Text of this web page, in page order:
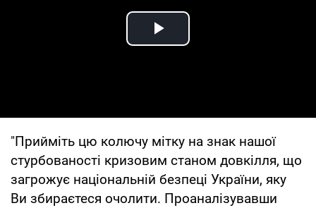
Play Video
"Прийміть цю колючу мітку на знак нашої
стурбованості кризовим станом довкілля, що
загрожує національній безпеці України, яку
Ви збираєтеся очолити. Проаналізувавши